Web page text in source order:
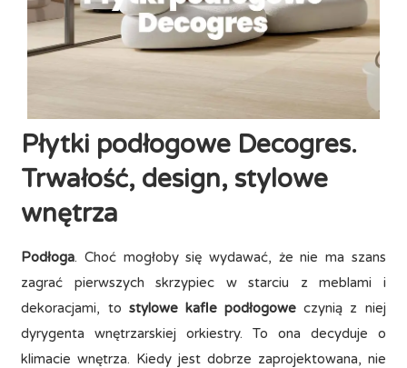
Płytki podłogowe Decogres.
Trwałość, design, stylowe
wnętrza
Podłoga. Choć mogłoby się wydawać, że nie ma szans
zagrać pierwszych skrzypiec w starciu z meblami i
dekoracjami, to stylowe kafle podłogowe czynią z niej
dyrygenta wnętrzarskiej orkiestry. To ona decyduje o
klimacie wnętrza. Kiedy jest dobrze zaprojektowana, nie